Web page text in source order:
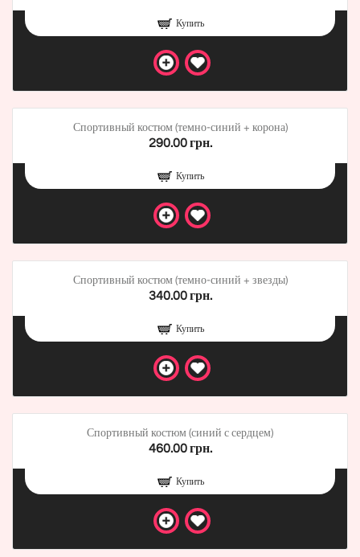
Купить
Спортивный костюм (темно-синий + корона)
290.00 грн.
Купить
Спортивный костюм (темно-синий + звезды)
340.00 грн.
Купить
Спортивный костюм (синий с сердцем)
460.00 грн.
Купить